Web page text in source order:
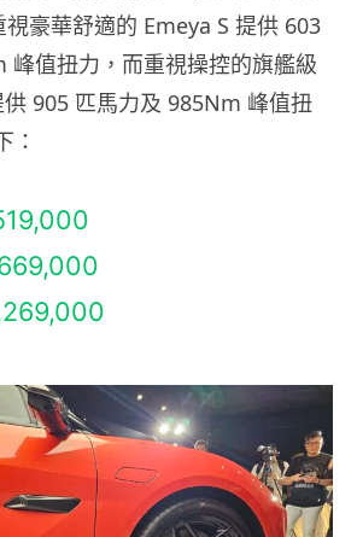
豪華舒適的 Emeya S 提供 603
峰值扭力，而重視操控的旗艦級
905 匹馬力及 985Nm 峰值扭
：